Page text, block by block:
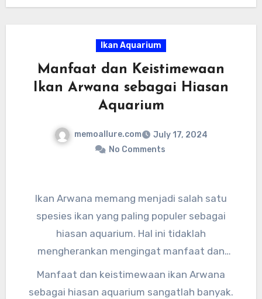
Ikan Aquarium
Manfaat dan Keistimewaan
Ikan Arwana sebagai Hiasan
Aquarium
memoallure.com
July 17, 2024
No Comments
Ikan Arwana memang menjadi salah satu
spesies ikan yang paling populer sebagai
hiasan aquarium. Hal ini tidaklah
mengherankan mengingat manfaat dan
keistimewaan yang dimiliki oleh ikan yang satu
ini.
Manfaat dan keistimewaan ikan Arwana
sebagai hiasan aquarium sangatlah banyak.